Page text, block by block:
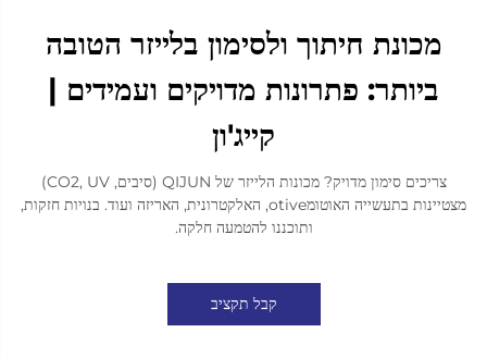
מכונת חיתוך ולסימון בלייזר הטובה
ביותר: פתרונות מדויקים ועמידים |
קייג'ון
צריכים סימון מדויק? מכונות הלייזר של QIJUN (סיבים, CO2, UV)
מצטיינות בתעשייה האוטומotive, האלקטרונית, האריזה ועוד. בנויות חזקות,
ותוכננו להטמעה חלקה.
קבל תקציב